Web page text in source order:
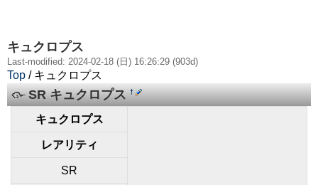
キュクロプス
Last-modified: 2024-02-18 (日) 16:26:29 (903d)
Top / キュクロプス
SR キュクロプス†
キュクロプス
レアリティ
SR